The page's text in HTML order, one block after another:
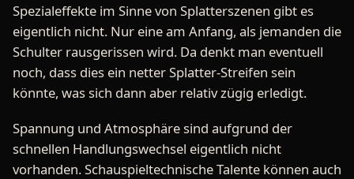
Spezialeffekte im Sinne von Splatterszenen gibt es
eigentlich nicht. Nur eine am Anfang, als jemanden die
Schulter rausgerissen wird. Da denkt man eventuell
noch, dass dies ein netter Splatter-Streifen sein
könnte, was sich dann aber relativ zügig erledigt.
Spannung und Atmosphäre sind aufgrund der
schnellen Handlungswechsel eigentlich nicht
vorhanden. Schauspieltechnische Talente können auch